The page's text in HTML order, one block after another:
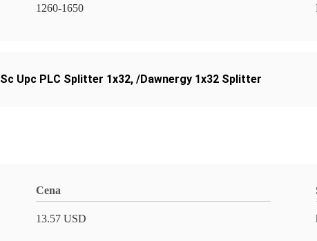
1260-1650
Sc Upc PLC Splitter 1x32, /Dawnergy 1x32 Splitter
Cena
13.57 USD